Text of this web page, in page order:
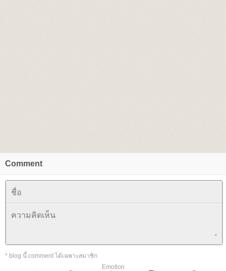
Comment
* blog นี้ comment ได้เฉพาะสมาชิก
Emotion